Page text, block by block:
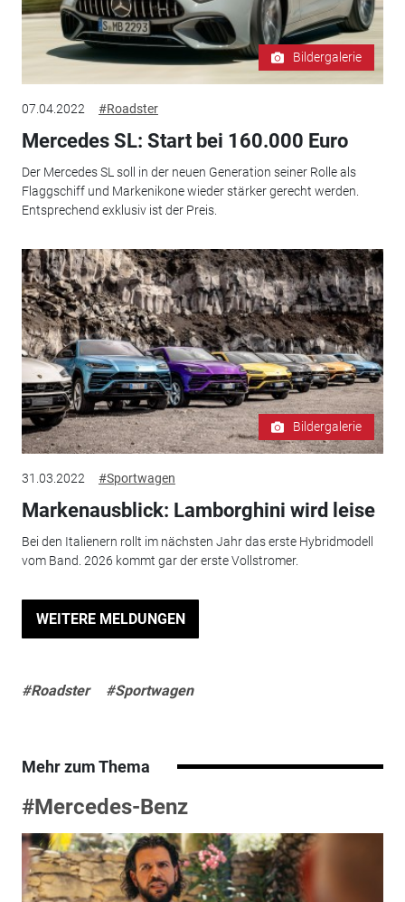
Bildergalerie
07.04.2022 #Roadster
Mercedes SL: Start bei 160.000 Euro
Der Mercedes SL soll in der neuen Generation seiner Rolle als
Flaggschiff und Markenikone wieder stärker gerecht werden.
Entsprechend exklusiv ist der Preis.
Bildergalerie
31.03.2022 #Sportwagen
Markenausblick: Lamborghini wird leise
Bei den Italienern rollt im nächsten Jahr das erste Hybridmodell
vom Band. 2026 kommt gar der erste Vollstromer.
WEITERE MELDUNGEN
#Roadster #Sportwagen
Mehr zum Thema
#Mercedes-Benz